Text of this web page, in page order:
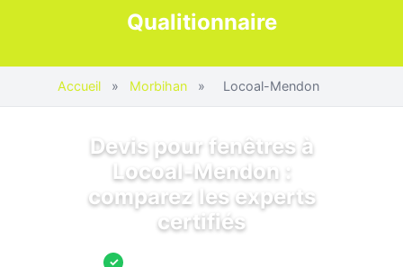
Qualitionnaire
Accueil » Morbihan » Locoal-Mendon
Devis pour fenêtres à
Locoal-Mendon :
comparez les experts
certifiés
✓